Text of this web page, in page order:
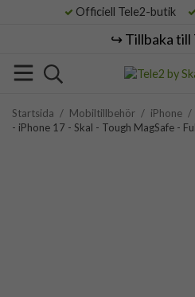
Officiell Tele2-butik
↪️ Tillbaka till
Startsida / Mobiltillbehör / iPhone /
- iPhone 17 - Skal - Tough MagSafe -